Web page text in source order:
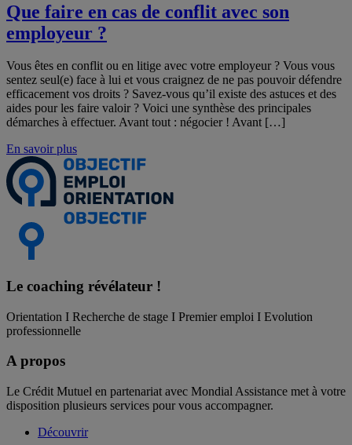
Que faire en cas de conflit avec son
employeur ?
Vous êtes en conflit ou en litige avec votre employeur ? Vous vous
sentez seul(e) face à lui et vous craignez de ne pas pouvoir défendre
efficacement vos droits ? Savez-vous qu’il existe des astuces et des
aides pour les faire valoir ? Voici une synthèse des principales
démarches à effectuer. Avant tout : négocier ! Avant […]
En savoir plus
Le coaching révélateur !
Orientation I Recherche de stage I Premier emploi I Evolution
professionnelle
A propos
Le Crédit Mutuel en partenariat avec Mondial Assistance met à votre
disposition plusieurs services pour vous accompagner.
Découvrir